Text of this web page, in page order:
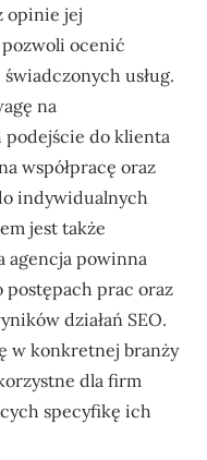
opinie jej
ocenić
usług.
na
podejście do klienta
współpracę oraz
indywidualnych
jest także
agencja powinna
prac oraz
działań SEO.
w konkretnej branży
dla firm
specyfikę ich